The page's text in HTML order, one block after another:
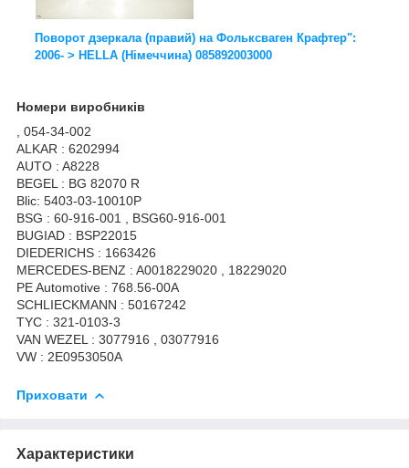
Поворот дзеркала (правий) на Фольксваген Крафтер":
2006- > HELLA (Німеччина) 085892003000
Номери виробників
, 054-34-002
ALKAR : 6202994
AUTO : A8228
BEGEL : BG 82070 R
Blic: 5403-03-10010P
BSG : 60-916-001 , BSG60-916-001
BUGIAD : BSP22015
DIEDERICHS : 1663426
MERCEDES-BENZ : A0018229020 , 18229020
PE Automotive : 768.56-00A
SCHLIECKMANN : 50167242
TYC : 321-0103-3
VAN WEZEL : 3077916 , 03077916
VW : 2E0953050A
Приховати
Характеристики